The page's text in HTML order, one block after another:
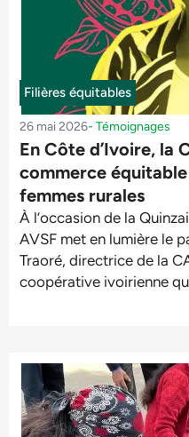
Filières équitables
26 mai 2026- Témoignages
En Côte d’Ivoire, la
commerce
femmes rurales
À l’occasion de la
AVSF met en lumière le
Traoré, directrice de la
coopérative ivoirienne